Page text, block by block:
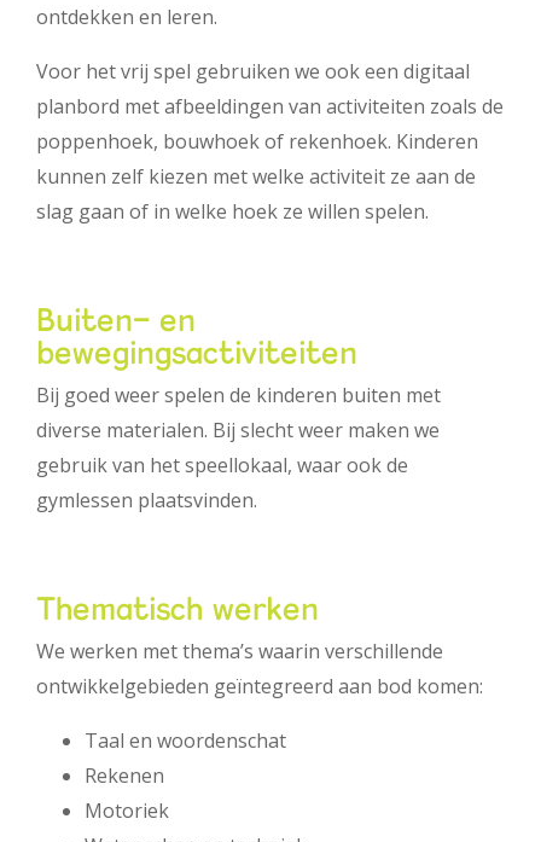
ontdekken en leren.
Voor het vrij spel gebruiken we ook een digitaal
planbord met afbeeldingen van activiteiten zoals de
poppenhoek, bouwhoek of rekenhoek. Kinderen
kunnen zelf kiezen met welke activiteit ze aan de
slag gaan of in welke hoek ze willen spelen.
Buiten- en
bewegingsactiviteiten
Bij goed weer spelen de kinderen buiten met
diverse materialen. Bij slecht weer maken we
gebruik van het speellokaal, waar ook de
gymlessen plaatsvinden.
Thematisch werken
We werken met thema’s waarin verschillende
ontwikkelgebieden geïntegreerd aan bod komen:
Taal en woordenschat
Rekenen
Motoriek